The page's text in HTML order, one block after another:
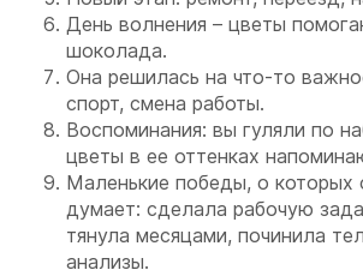
День волнения – цветы
шоколада.
Она решилась на что-то
спорт, смена работы.
Воспоминания: вы гуляли по
цветы в ее оттенках
Маленькие победы, о которых
думает: сделала рабочую
тянула месяцами, починила
анализы.